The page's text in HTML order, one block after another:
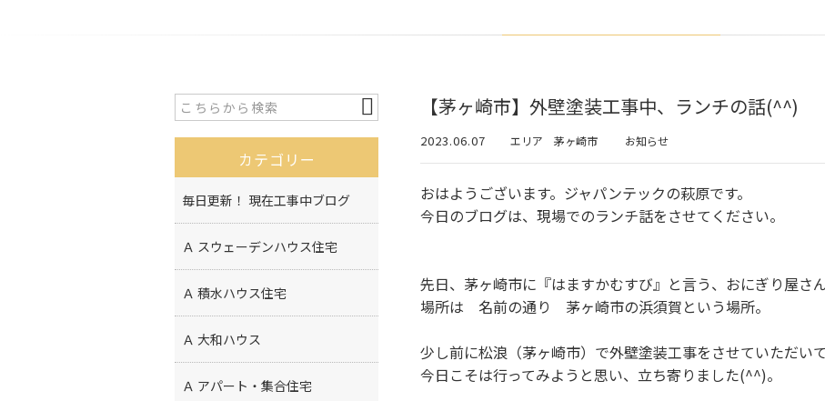
【茅ヶ崎市】外壁塗装工事中、ランチの話(^^)
2023.06.07 エリア 茅ヶ崎市 お知らせ
おはようございます。ジャパンテックの萩原です。
今日のブログは、現場でのランチ話をさせてください。
先日、茅ヶ崎市に『はますかむすび』と言う、おにぎり屋さ
場所は 名前の通り 茅ヶ崎市の浜須賀という場所。
少し前に松浪（茅ヶ崎市）で外壁塗装工事をさせていただい
今日こそは行ってみようと思い、立ち寄りました(^^)。
カテゴリー
毎日更新！ 現在工事中ブログ
Ａ スウェーデンハウス住宅
Ａ 積水ハウス住宅
Ａ 大和ハウス
Ａ アパート・集合住宅